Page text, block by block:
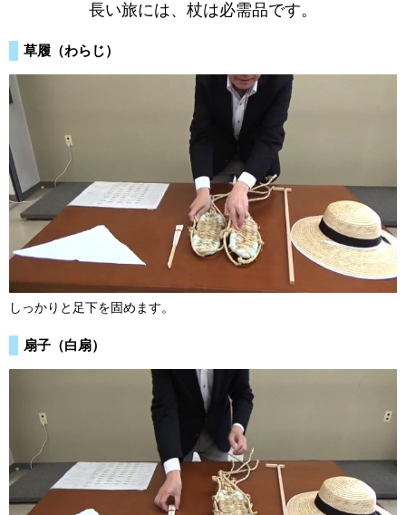
長い旅には、杖は必需品です。
草履（わらじ）
しっかりと足下を固めます。
扇子（白扇）